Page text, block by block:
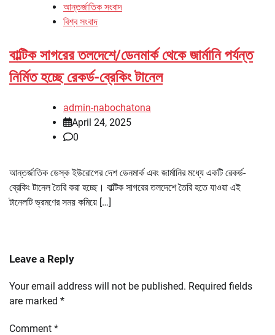
আন্তর্জাতিক সংবাদ
বিশ্ব সংবাদ
বাল্টিক সাগরের তলদেশে/ডেনমার্ক থেকে জার্মানি পর্যন্ত
নির্মিত হচ্ছে রেকর্ড-ব্রেকিং টানেল
admin-nabochatona
April 24, 2025
0
আন্তর্জাতিক ডেস্ক ইউরোপের দেশ ডেনমার্ক এবং জার্মানির মধ্যে একটি রেকর্ড-
ব্রেকিং টানেল তৈরি করা হচ্ছে। বাল্টিক সাগরের তলদেশে তৈরি হতে যাওয়া এই
টানেলটি ভ্রমণের সময় কমিয়ে […]
Leave a Reply
Your email address will not be published. Required fields
are marked *
Comment *